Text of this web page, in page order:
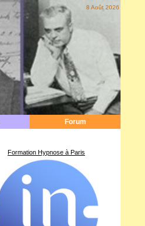
8 Août 2026
Forum
Formation Hypnose à Paris